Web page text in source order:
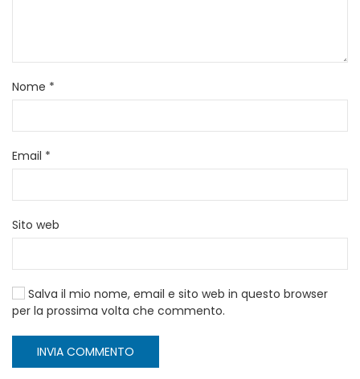
Nome *
Email *
Sito web
Salva il mio nome, email e sito web in questo browser
per la prossima volta che commento.
INVIA COMMENTO